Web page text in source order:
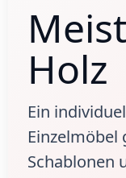
Holz
Ein
Schablonen